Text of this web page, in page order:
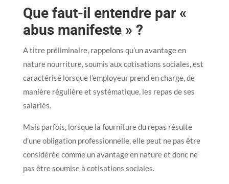
Que faut-il entendre par «
abus manifeste » ?
A titre préliminaire, rappelons qu’un avantage en
nature nourriture, soumis aux cotisations sociales, est
caractérisé lorsque l’employeur prend en charge, de
manière régulière et systématique, les repas de ses
salariés.
Mais parfois, lorsque la fourniture du repas résulte
d’une obligation professionnelle, elle peut ne pas être
considérée comme un avantage en nature et donc ne
pas être soumise à cotisations sociales.